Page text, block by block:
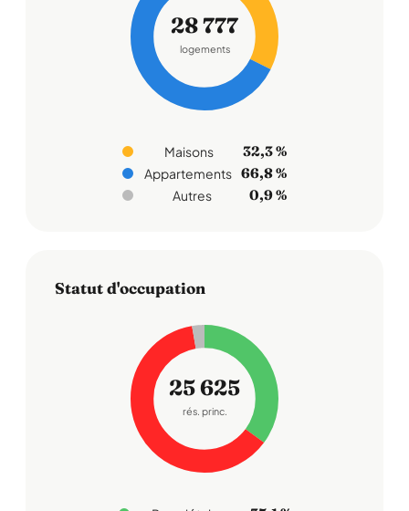
28 777
logements
Maisons 32,3 %
Appartements 66,8 %
Autres 0,9 %
Statut d'occupation
25 625
rés. princ.